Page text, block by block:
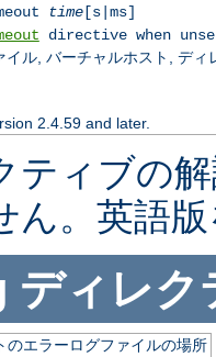
time[s|ms]
directive when
イル, バーチャルホスト, ディ
2.4.59 and later.
ティブの
ん。英語
ディレク
のエラーログファイルの場所